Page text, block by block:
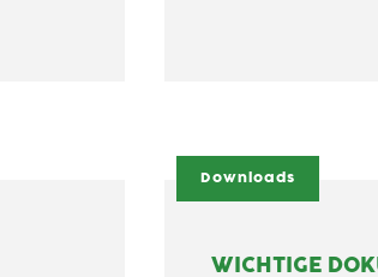
Downloads
WICHTIGE